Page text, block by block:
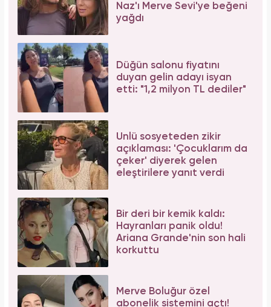
Naz'ı Merve Sevi'ye beğeni
yağdı
Düğün salonu fiyatını
duyan gelin adayı isyan
etti: "1,2 milyon TL dediler"
Ünlü sosyeteden zikir
açıklaması: 'Çocuklarım da
çeker' diyerek gelen
eleştirilere yanıt verdi
Bir deri bir kemik kaldı:
Hayranları panik oldu!
Ariana Grande'nin son hali
korkuttu
Merve Boluğur özel
abonelik sistemini açtı!